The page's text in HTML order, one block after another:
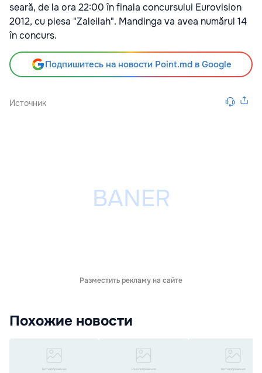
seară, de la ora 22:00 în finala concursului Eurovision
2012, cu piesa "Zaleilah". Mandinga va avea numărul 14
în concurs.
Подпишитесь на новости Point.md в Google
Источник
Разместить рекламу на сайте
Похожие новости